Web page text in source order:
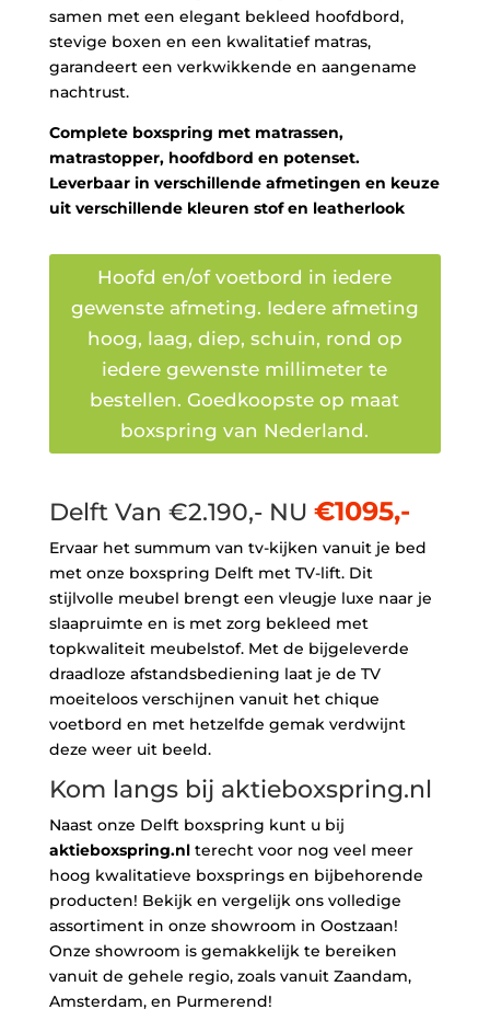
samen met een elegant bekleed hoofdbord,
stevige boxen en een kwalitatief matras,
garandeert een verkwikkende en aangename
nachtrust.
Complete boxspring met matrassen,
matrastopper, hoofdbord en potenset.
Leverbaar in verschillende afmetingen en keuze
uit verschillende kleuren stof en leatherlook
Hoofd en/of voetbord in iedere
gewenste afmeting. Iedere afmeting
hoog, laag, diep, schuin, rond op
iedere gewenste millimeter te
bestellen. Goedkoopste op maat
boxspring van Nederland.
Delft Van €2.190,- NU €1095,-
Ervaar het summum van tv-kijken vanuit je bed
met onze boxspring Delft met TV-lift. Dit
stijlvolle meubel brengt een vleugje luxe naar je
slaapruimte en is met zorg bekleed met
topkwaliteit meubelstof. Met de bijgeleverde
draadloze afstandsbediening laat je de TV
moeiteloos verschijnen vanuit het chique
voetbord en met hetzelfde gemak verdwijnt
deze weer uit beeld.
Kom langs bij aktieboxspring.nl
Naast onze Delft boxspring kunt u bij
aktieboxspring.nlterecht voor nog veel meer
hoog kwalitatieve boxsprings en bijbehorende
producten! Bekijk en vergelijk ons volledige
assortiment in onze showroom in Oostzaan!
Onze showroom is gemakkelijk te bereiken
vanuit de gehele regio, zoals vanuit Zaandam,
Amsterdam, en Purmerend!